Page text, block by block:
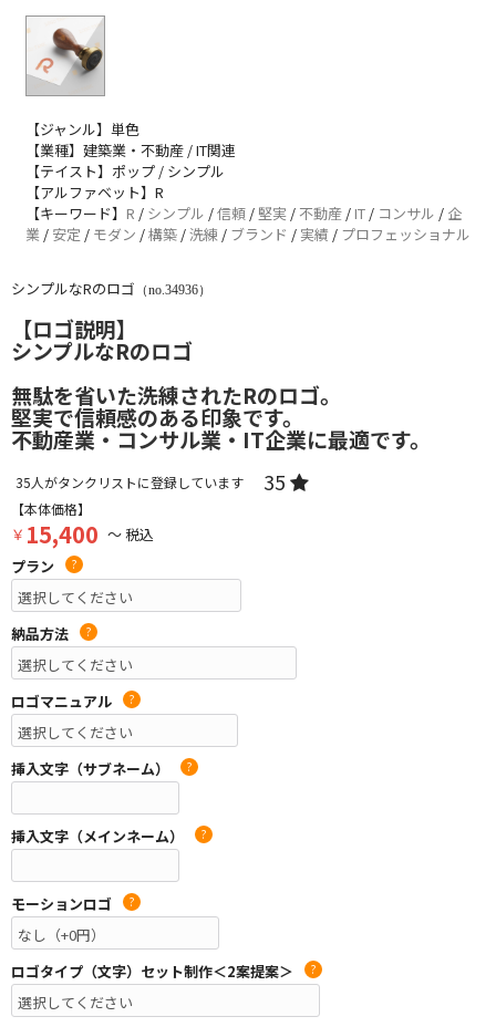
【ジャンル】単色
【業種】建築業・不動産 / IT関連
【テイスト】ポップ / シンプル
【アルファベット】R
【キーワード】 R / シンプル /信頼 / 堅実 / 不動産 /IT / コンサル / 企
業 / 安定 / モダン /構築 /洗練 / ブランド / 実績 / プロフェッショナル
シンプルなRのロゴ （no.34936）
【ロゴ説明】
シンプルなRのロゴ
無駄を省いた洗練されたRのロゴ。
堅実で信頼感のある印象です。
不動産業・コンサル業・IT企業に最適です。
35人がタンクリストに登録しています 35
【本体価格】
￥ 15,400 ～ 税込
プラン
?
納品方法 ?
ロゴマニュアル ?
挿入文字（サブネーム） ?
挿入文字（メインネーム） ?
モーションロゴ ?
ロゴタイプ（文字）セット制作＜2案提案＞ ?